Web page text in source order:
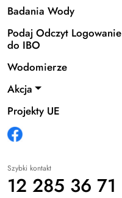
Badania Wody
Podaj Odczyt Logowanie
do IBO
Wodomierze
Akcja
Projekty UE
Szybki kontakt
12 285 36 71